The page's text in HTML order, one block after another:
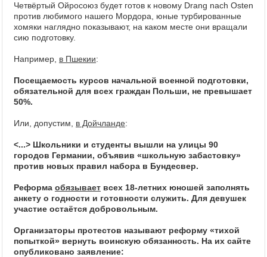
Четвёртый Ойросоюз будет готов к новому Drang nach Osten
против любимого нашего Мордора, юные турбированные
хомяки наглядно показывают, на каком месте они вращали
сию подготовку.
Например, в Пшекии:
Посещаемость курсов начальной военной подготовки,
обязательной для всех граждан Польши, не превышает
50%.
Или, допустим, в Дойчланде:
<...> Школьники и студенты вышли на улицы 90
городов Германии, объявив «школьную забастовку»
против новых правил набора в Бундесвер.
Реформа обязывает всех 18-летних юношей заполнять
анкету о годности и готовности служить. Для девушек
участие остаётся добровольным.
Организаторы протестов называют реформу «тихой
попыткой» вернуть воинскую обязанность. На их сайте
опубликовано заявление: